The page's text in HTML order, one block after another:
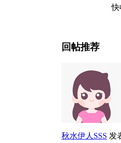
快
回帖推荐
秋水伊人SSS 发